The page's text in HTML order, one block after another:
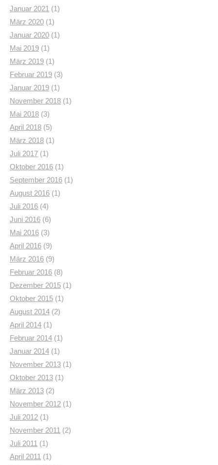
Januar 2021 (1)
März 2020 (1)
Januar 2020 (1)
Mai 2019 (1)
März 2019 (1)
Februar 2019 (3)
Januar 2019 (1)
November 2018 (1)
Mai 2018 (3)
April 2018 (5)
März 2018 (1)
Juli 2017 (1)
Oktober 2016 (1)
September 2016 (1)
August 2016 (1)
Juli 2016 (4)
Juni 2016 (6)
Mai 2016 (3)
April 2016 (9)
März 2016 (9)
Februar 2016 (8)
Dezember 2015 (1)
Oktober 2015 (1)
August 2014 (2)
April 2014 (1)
Februar 2014 (1)
Januar 2014 (1)
November 2013 (1)
Oktober 2013 (1)
März 2013 (2)
November 2012 (1)
Juli 2012 (1)
November 2011 (2)
Juli 2011 (1)
April 2011 (1)